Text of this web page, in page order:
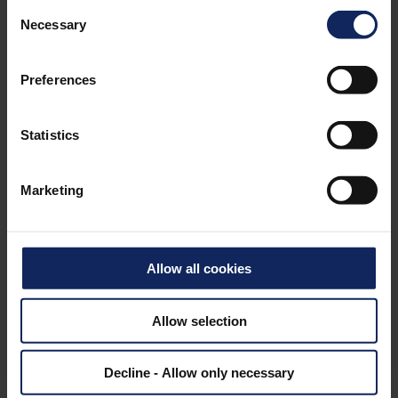
Selection
Necessary
Preferences
Statistics
Marketing
Allow all cookies
Allow selection
Decline - Allow only necessary
GROUP
ESG REPORT
Výroční zpráva společnosti Schouw za rok 2025
Přečtěte si v něm více o přístupu společnosti